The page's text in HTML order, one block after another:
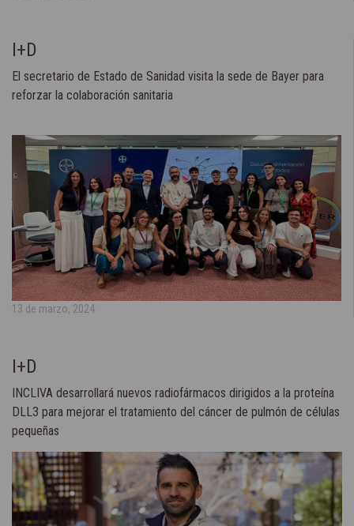
I+D
El secretario de Estado de Sanidad visita la sede de Bayer para
reforzar la colaboración sanitaria
13 de marzo, 2024
I+D
INCLIVA desarrollará nuevos radiofármacos dirigidos a la proteína
DLL3 para mejorar el tratamiento del cáncer de pulmón de células
pequeñas